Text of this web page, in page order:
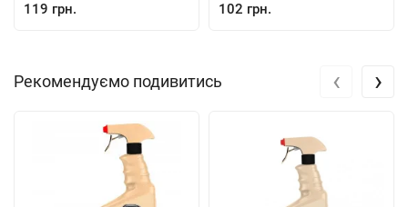
119 грн. 102 грн.
Рекомендуємо подивитись ‹ ›